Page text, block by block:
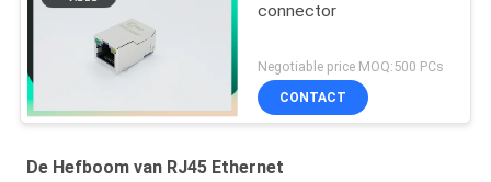
connector
Negotiable price MOQ:500 PCs
CONTACT
De Hefboom van RJ45 Ethernet